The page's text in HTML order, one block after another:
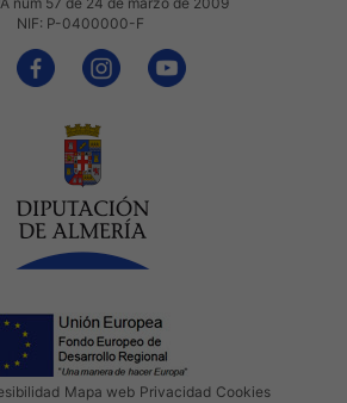
NIF: P-0400000-F
Mapa web Privacidad Cookies